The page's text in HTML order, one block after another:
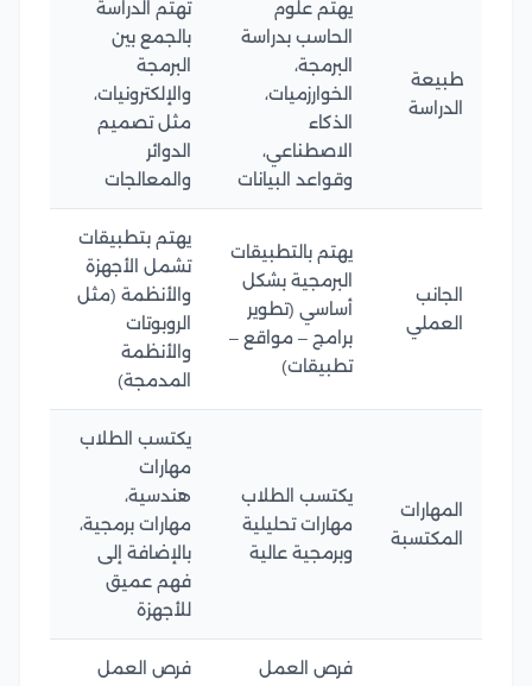
طبيعة
الدراسة
يهتم علوم
الحاسب بدراسة
البرمجة،
الخوارزميات،
الذكاء
الاصطناعي،
وقواعد البيانات
تهتم الدراسة
بالجمع بين
البرمجة
والإلكترونيات،
مثل تصميم
الدوائر
والمعالجات
الجانب
العملي
يهتم بالتطبيقات
البرمجية بشكل
أساسي (تطوير
برامج – مواقع –
تطبيقات)
يهتم بتطبيقات
تشمل الأجهزة
والأنظمة (مثل
الروبوتات
والأنظمة
المدمجة)
المهارات
المكتسبة
يكتسب الطلاب
مهارات تحليلية
وبرمجية عالية
يكتسب الطلاب
مهارات
هندسية،
مهارات برمجية،
بالإضافة إلى
فهم عميق
للأجهزة
فرص العمل
فرص العمل